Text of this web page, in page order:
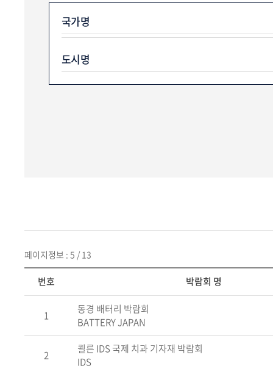
국가명
도시명
페이지정보 : 5 / 13
번호 박람회 명
1
동경 배터리 박람회
BATTERY JAPAN
2
쾰른 IDS 국제 치과 기자재 박람회
IDS